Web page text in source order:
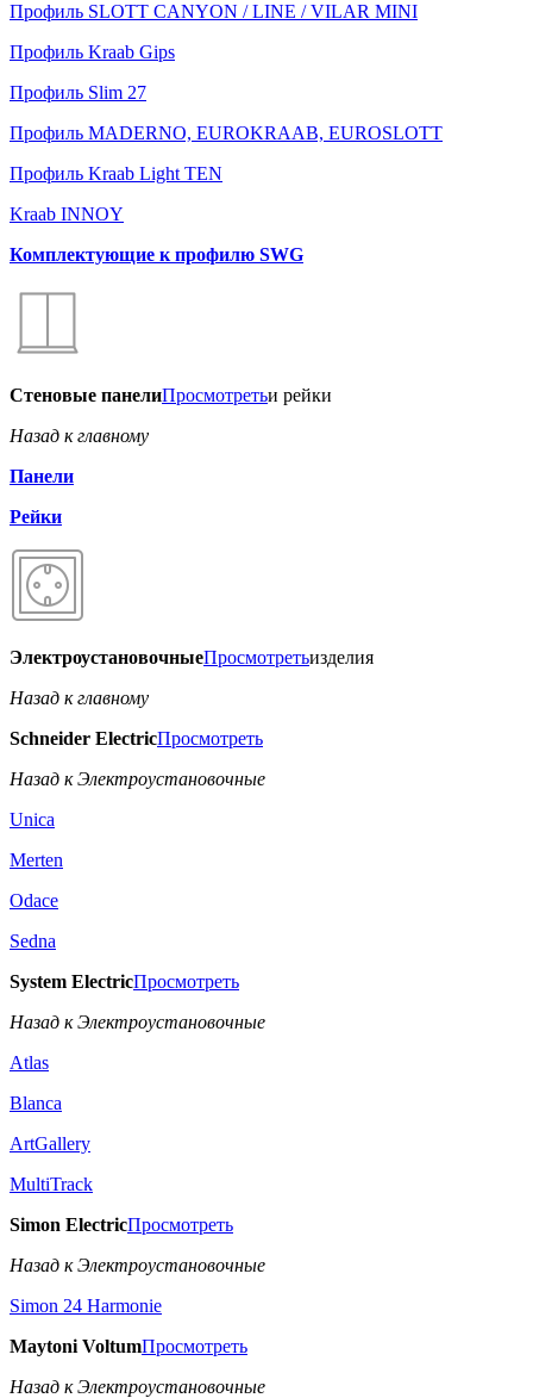
Профиль SLOTT CANYON / LINE / VILAR MINI
Профиль Kraab Gips
Профиль Slim 27
Профиль MADERNO, EUROKRAAB, EUROSLOTT
Профиль Kraab Light TEN
Kraab INNOY
Комплектующие к профилю SWG
Стеновые панелиПросмотретьи рейки
Назад к главному
Панели
Рейки
ЭлектроустановочныеПросмотретьизделия
Назад к главному
Schneider ElectricПросмотреть
Назад к Электроустановочные
Unica
Merten
Odace
Sedna
System ElectricПросмотреть
Назад к Электроустановочные
Atlas
Blanca
ArtGallery
MultiTrack
Simon ElectricПросмотреть
Назад к Электроустановочные
Simon 24 Harmonie
Maytoni VoltumПросмотреть
Назад к Электроустановочные